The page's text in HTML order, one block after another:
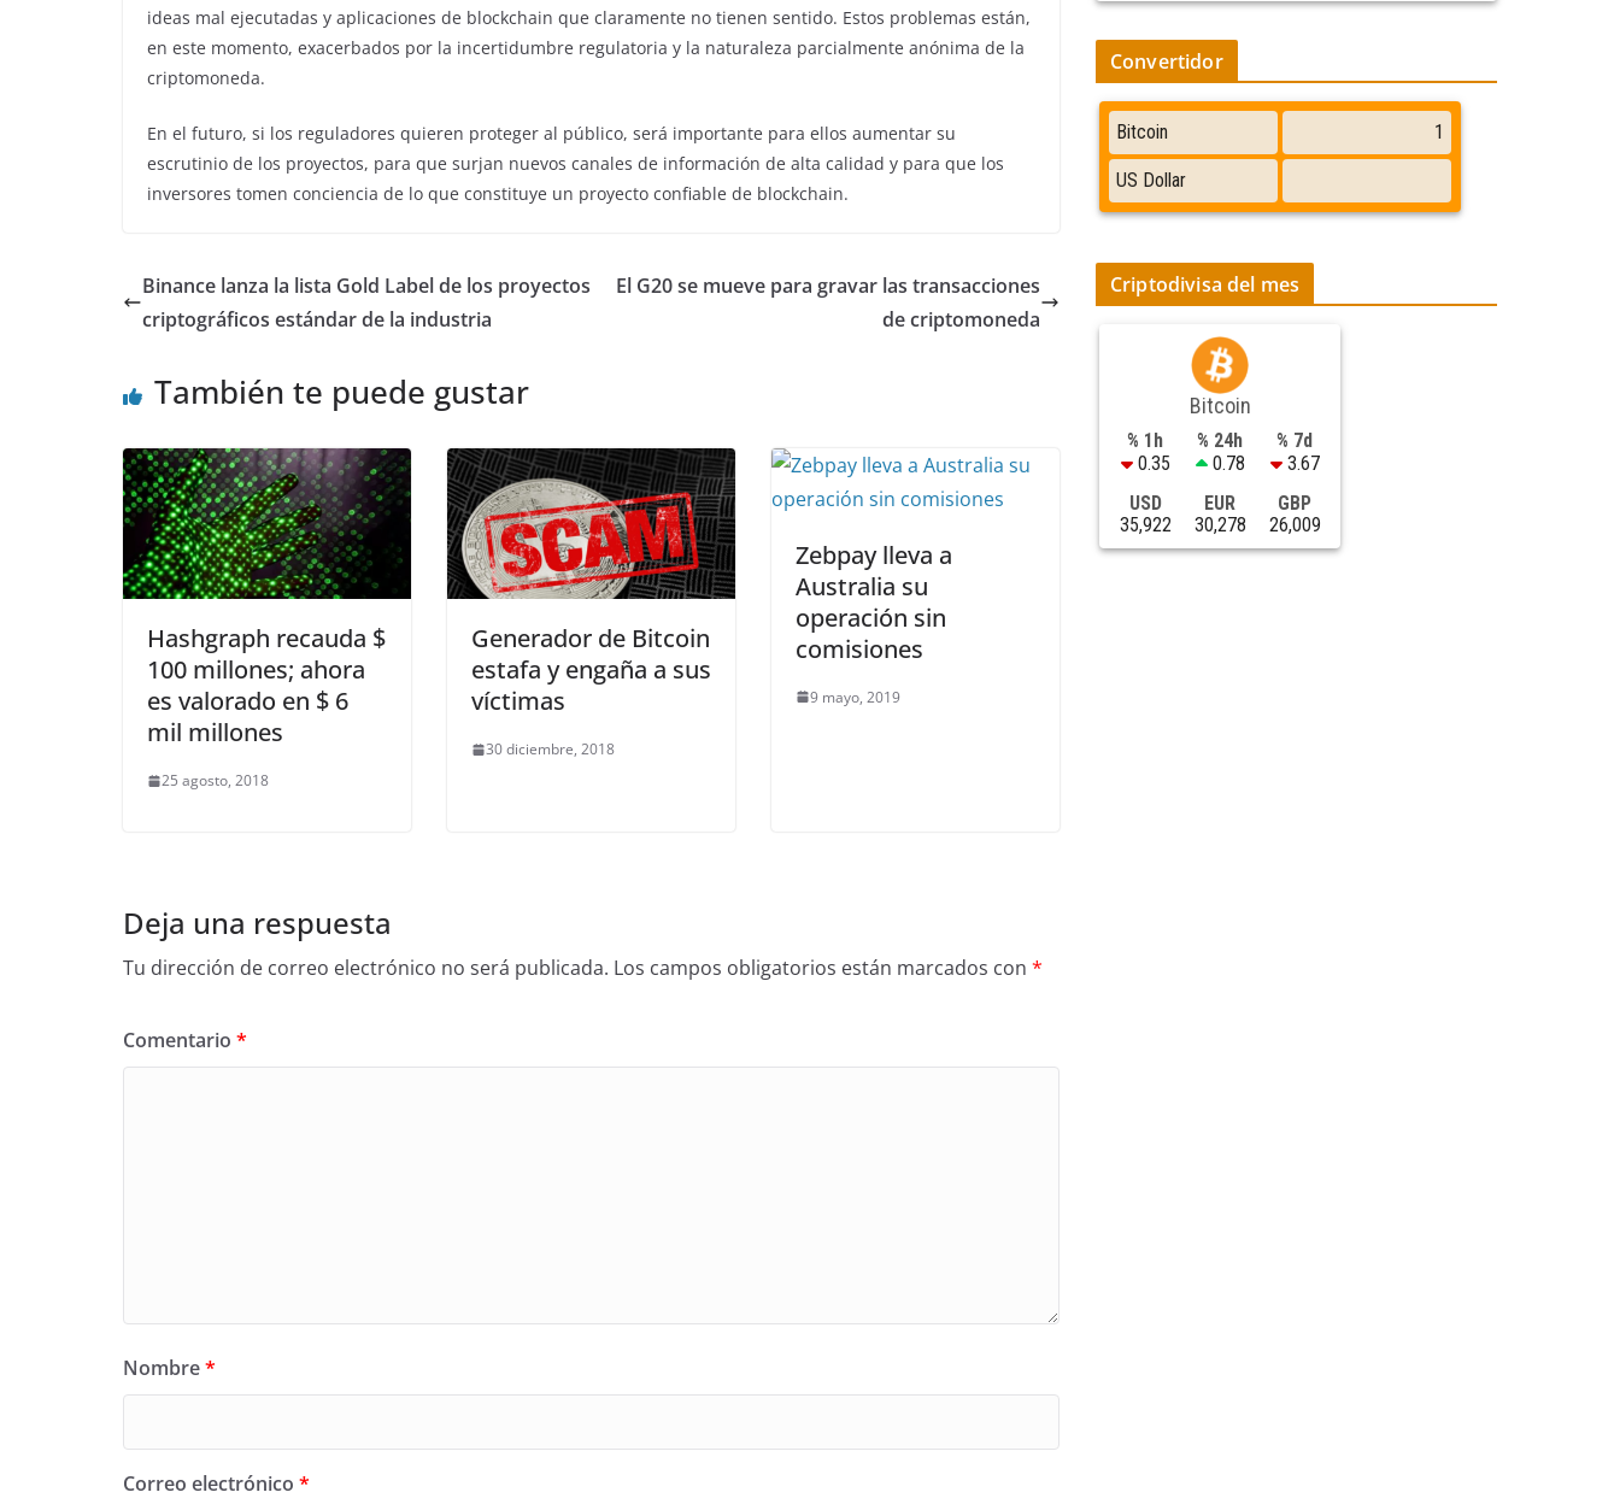
ideas mal ejecutadas y aplicaciones de blockchain que claramente no tienen sentido. Estos problemas están,
en este momento, exacerbados por la incertidumbre regulatoria y la naturaleza parcialmente anónima de la
criptomoneda.
En el futuro, si los reguladores quieren proteger al público, será importante para ellos aumentar su
escrutinio de los proyectos, para que surjan nuevos canales de información de alta calidad y para que los
inversores tomen conciencia de lo que constituye un proyecto confiable de blockchain.
Binance lanza la lista Gold Label de los proyectos
criptográficos estándar de la industria
El G20 se mueve para gravar las transacciones
de criptomoneda
También te puede gustar
Hashgraph recauda $
100 millones; ahora
es valorado en $ 6
mil millones
25 agosto, 2018
Generador de Bitcoin
estafa y engaña a sus
víctimas
30 diciembre, 2018
Zebpay lleva a
Australia su
operación sin
comisiones
9 mayo, 2019
Deja una respuesta
Tu dirección de correo electrónico no será publicada. Los campos obligatorios están marcados con *
Comentario *
Nombre*
Correo electrónico *
Convertidor
Criptodivisa del mes
Bitcoin
% 1h
0.35
% 24h
0.78
% 7d
3.67
USD
35,922
EUR
30,278
GBP
26,009